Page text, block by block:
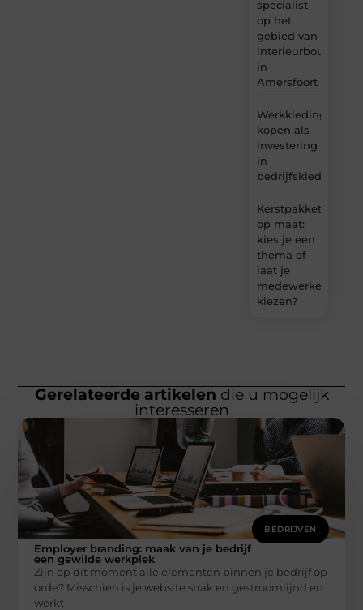
specialist
op het
gebied van
interieurbouw
in
Amersfoort
Werkkleding
kopen als
investering
in
bedrijfskleding
Kerstpakket
op maat:
kies je een
thema of
laat je
medewerkers
kiezen?
Gerelateerde artikelen die u mogelijk
interesseren
BEDRIJVEN
Employer branding: maak van je bedrijf
een gewilde werkplek
Zijn op dit moment alle elementen binnen je bedrijf op
orde? Misschien is je website strak en gestroomlijnd en
werkt